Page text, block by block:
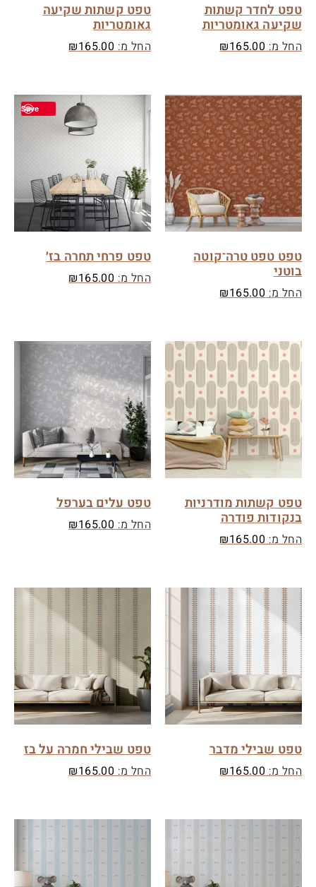
טפט לחדר קשתות
שקיעה גאומטריות
החל מ: ₪165.00
טפט קשתות שקיעה
גאומטריות
החל מ: ₪165.00
טפט טפט טרה־קוטה
בוטני
החל מ: ₪165.00
טפט פרחי תחרה בז׳
החל מ: ₪165.00
טפט קשתות מודרניות
בנקודות פודרה
החל מ: ₪165.00
טפט עלים בערפל
החל מ: ₪165.00
טפט שבילי מדבר
החל מ: ₪165.00
טפט שבילי חמרה על בז
החל מ: ₪165.00
Save